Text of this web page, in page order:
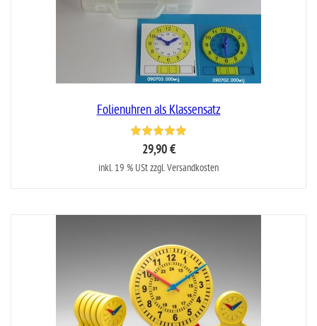
Folienuhren als Klassensatz
29,90 €
inkl. 19 % USt zzgl. Versandkosten